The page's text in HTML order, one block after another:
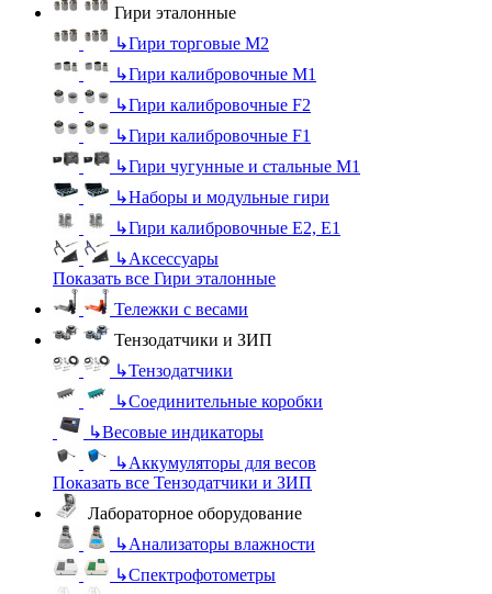
Гири эталонные
↳Гири торговые М2
↳Гири калибровочные М1
↳Гири калибровочные F2
↳Гири калибровочные F1
↳Гири чугунные и стальные М1
↳Наборы и модульные гири
↳Гири калибровочные E2, Е1
↳Аксессуары
Показать все Гири эталонные
Тележки с весами
Тензодатчики и ЗИП
↳Тензодатчики
↳Соединительные коробки
↳Весовые индикаторы
↳Аккумуляторы для весов
Показать все Тензодатчики и ЗИП
Лабораторное оборудование
↳Анализаторы влажности
↳Спектрофотометры